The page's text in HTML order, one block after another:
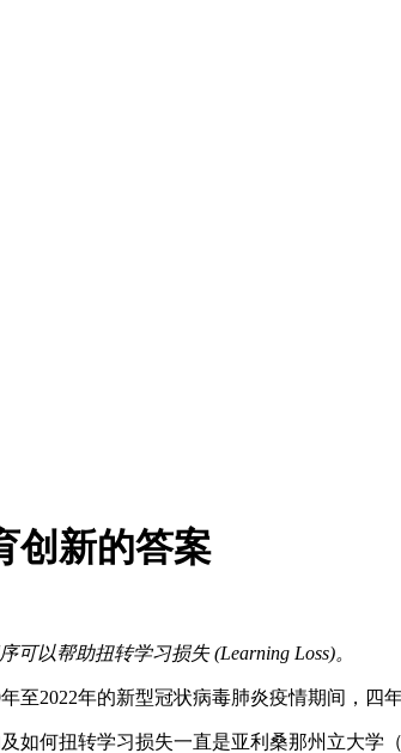
创新的答案
以帮助扭转学习损失 (Learning Loss)。
至2022年的新型冠状病毒肺炎疫情期间，四
如何扭转学习损失一直是亚利桑那州立大学